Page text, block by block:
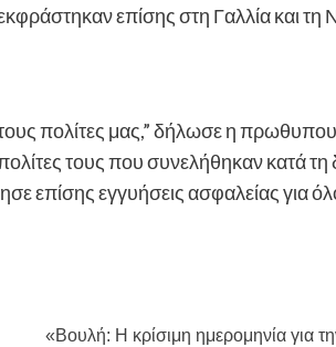
επίσης στη Γαλλία και τη
πολίτες μας,” δήλωσε η
τους που συνελήθηκαν κατά τη
επίσης εγγυήσεις ασφαλείας για
«Βουλή: Η κρίσιμη ημερομηνία για